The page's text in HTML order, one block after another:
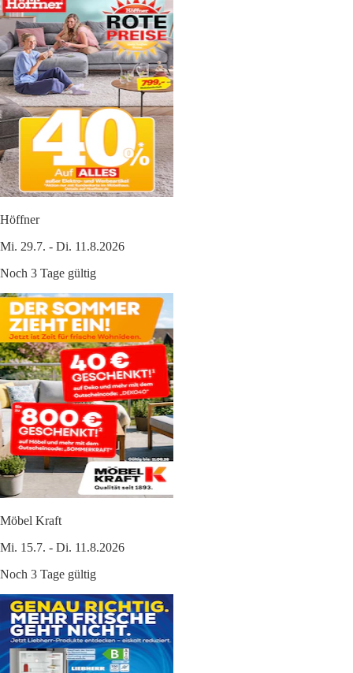
Höffner
Mi. 29.7. - Di. 11.8.2026
Noch 3 Tage gültig
Möbel Kraft
Mi. 15.7. - Di. 11.8.2026
Noch 3 Tage gültig